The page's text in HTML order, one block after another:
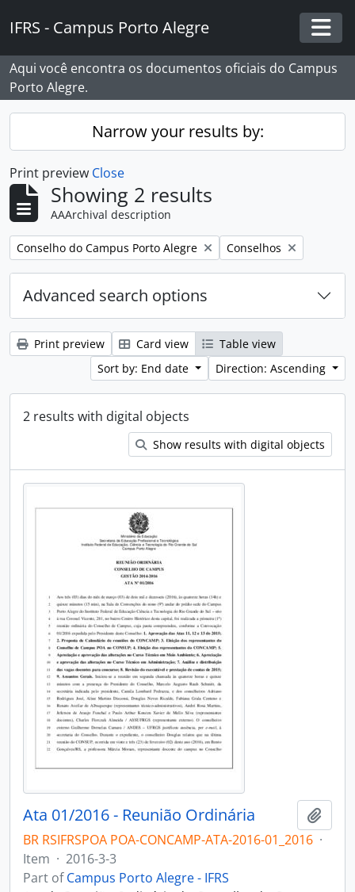
IFRS - Campus Porto Alegre
Aqui você encontra os documentos oficiais do Campus
Porto Alegre.
Narrow your results by:
Print preview Close
Showing 2 results
AAArchival description
Remove filter:
Conselho do Campus Porto Alegre Remove filter:
Conselhos
Advanced search options
Print preview Card view
Table view
Sort by: End date
Direction: Ascending
2 results with digital objects
Show results with digital objects
Ata 01/2016 - Reunião Ordinária
BR RSIFRSPOA POA-CONCAMP-ATA-2016-01_2016 ·
Item · 2016-3-3
Part ofCampus Porto Alegre - IFRS